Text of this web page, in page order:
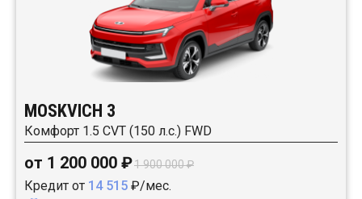
MOSKVICH 3
Комфорт 1.5 CVT (150 л.с.) FWD
от 1 200 000 ₽1 900 000 ₽
Кредит от 14 515 ₽/мес.